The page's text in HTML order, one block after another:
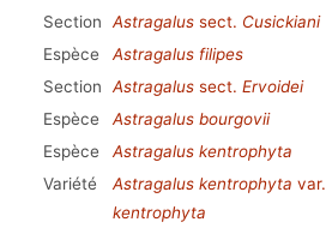
Section
Astragalus sect. Cusickiani
Espèce
Astragalus filipes
Section
Astragalus sect. Ervoidei
Espèce
Astragalus bourgovii
Espèce
Astragalus kentrophyta
Variété
Astragalus kentrophyta var.
kentrophyta